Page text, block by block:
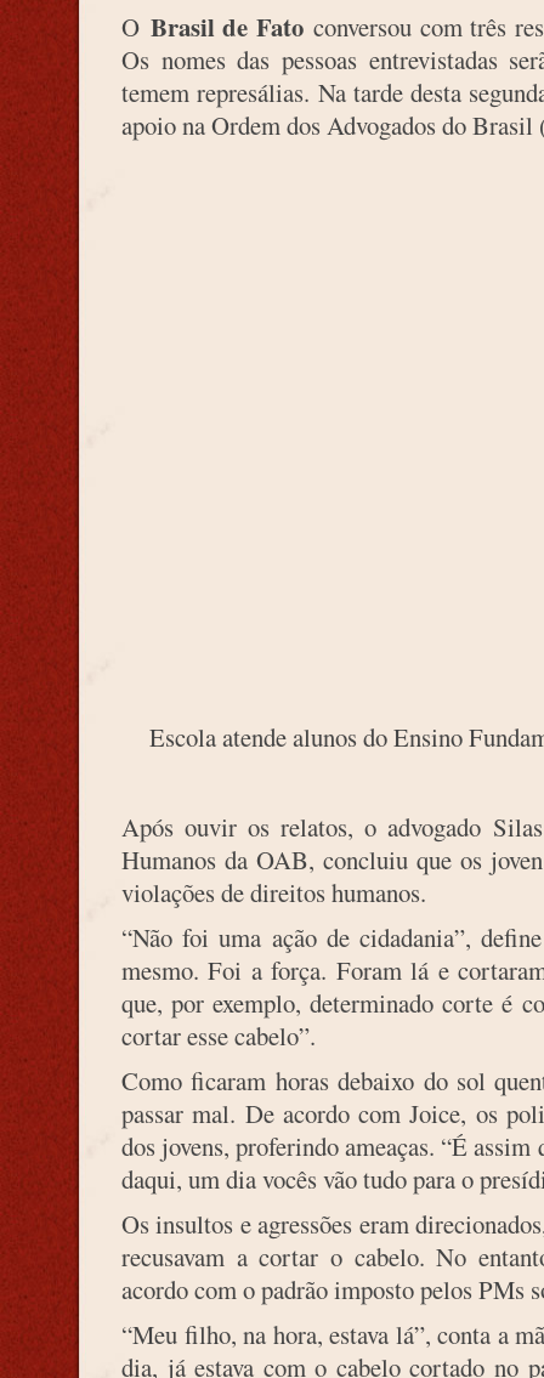
O Brasil de Fatoconversou com três
Os nomes das pessoas entrevistadas
temem represálias. Na tarde desta
apoio na Ordem dos Advogados do
Escola atende alunos do Ensino
Após ouvir os relatos, o advogado
Humanos da OAB, concluiu que os
violações de direitos humanos.
“Não foi uma ação de cidadania”,
mesmo. Foi a força. Foram lá e
que, por exemplo, determinado corte é
cortar esse cabelo”.
Como ficaram horas debaixo do sol
passar mal. De acordo com Joice, os
dos jovens, proferindo ameaças. “É
daqui, um dia vocês vão tudo para o
Os insultos e agressões eram
recusavam a cortar o cabelo. No
acordo com o padrão imposto pelos PMs
“Meu filho, na hora, estava lá”, conta a
dia, já estava com o cabelo cortado no